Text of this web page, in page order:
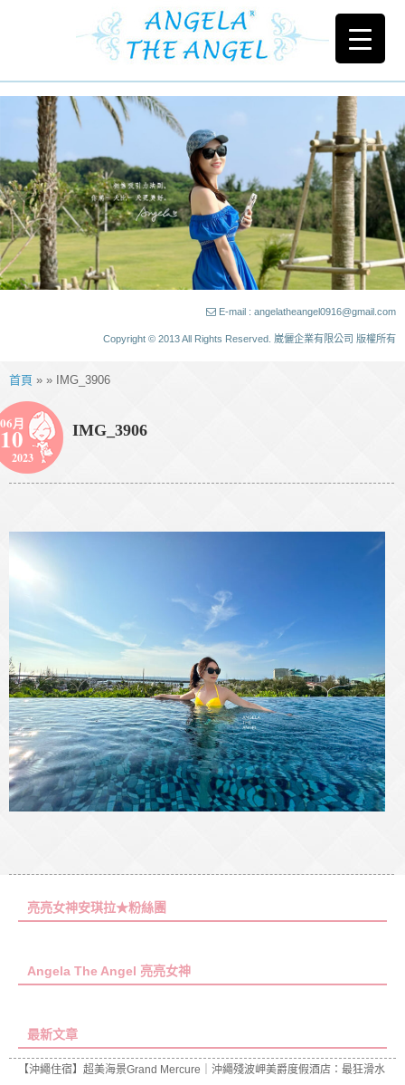
E-mail : angelatheangel0916@gmail.com
Copyright © 2013 All Rights Reserved. 崴儷企業有限公司 版權所有
首頁 » » IMG_3906
06月
10
2023
IMG_3906
亮亮女神安琪拉★粉絲團
Angela The Angel 亮亮女神
最新文章
【沖繩住宿】超美海景Grand Mercure｜沖繩殘波岬美爵度假酒店：最狂滑水